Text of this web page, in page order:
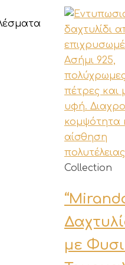
Sorted
Collection
με